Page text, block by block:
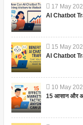
17 May
AI Chatbot
15 May
AI Chatbot
10 May
15 आसान और